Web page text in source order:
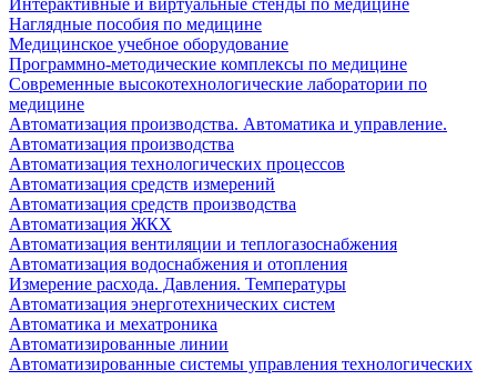
Интерактивные и виртуальные стенды по медицине
Наглядные пособия по медицине
Медицинское учебное оборудование
Программно-методические комплексы по медицине
Современные высокотехнологические лаборатории по
медицине
Автоматизация производства. Автоматика и управление.
Автоматизация производства
Автоматизация технологических процессов
Автоматизация средств измерений
Автоматизация средств производства
Автоматизация ЖКХ
Автоматизация вентиляции и теплогазоснабжения
Автоматизация водоснабжения и отопления
Измерение расхода. Давления. Температуры
Автоматизация энерготехнических систем
Автоматика и мехатроника
Автоматизированные линии
Автоматизированные системы управления технологических